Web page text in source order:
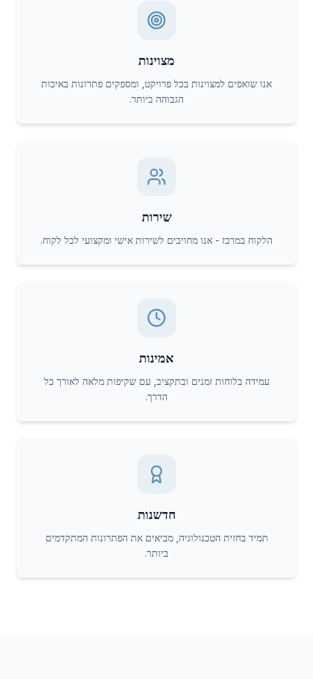
מצוינות
אנו שואפים למצוינות בכל פרויקט, ומספקים פתרונות באיכות
הגבוהה ביותר.
שירות
הלקוח במרכז - אנו מחויבים לשירות אישי ומקצועי לכל לקוח.
אמינות
עמידה בלוחות זמנים ובתקציב, עם שקיפות מלאה לאורך כל
הדרך.
חדשנות
תמיד בחזית הטכנולוגיה, מביאים את הפתרונות המתקדמים
ביותר.